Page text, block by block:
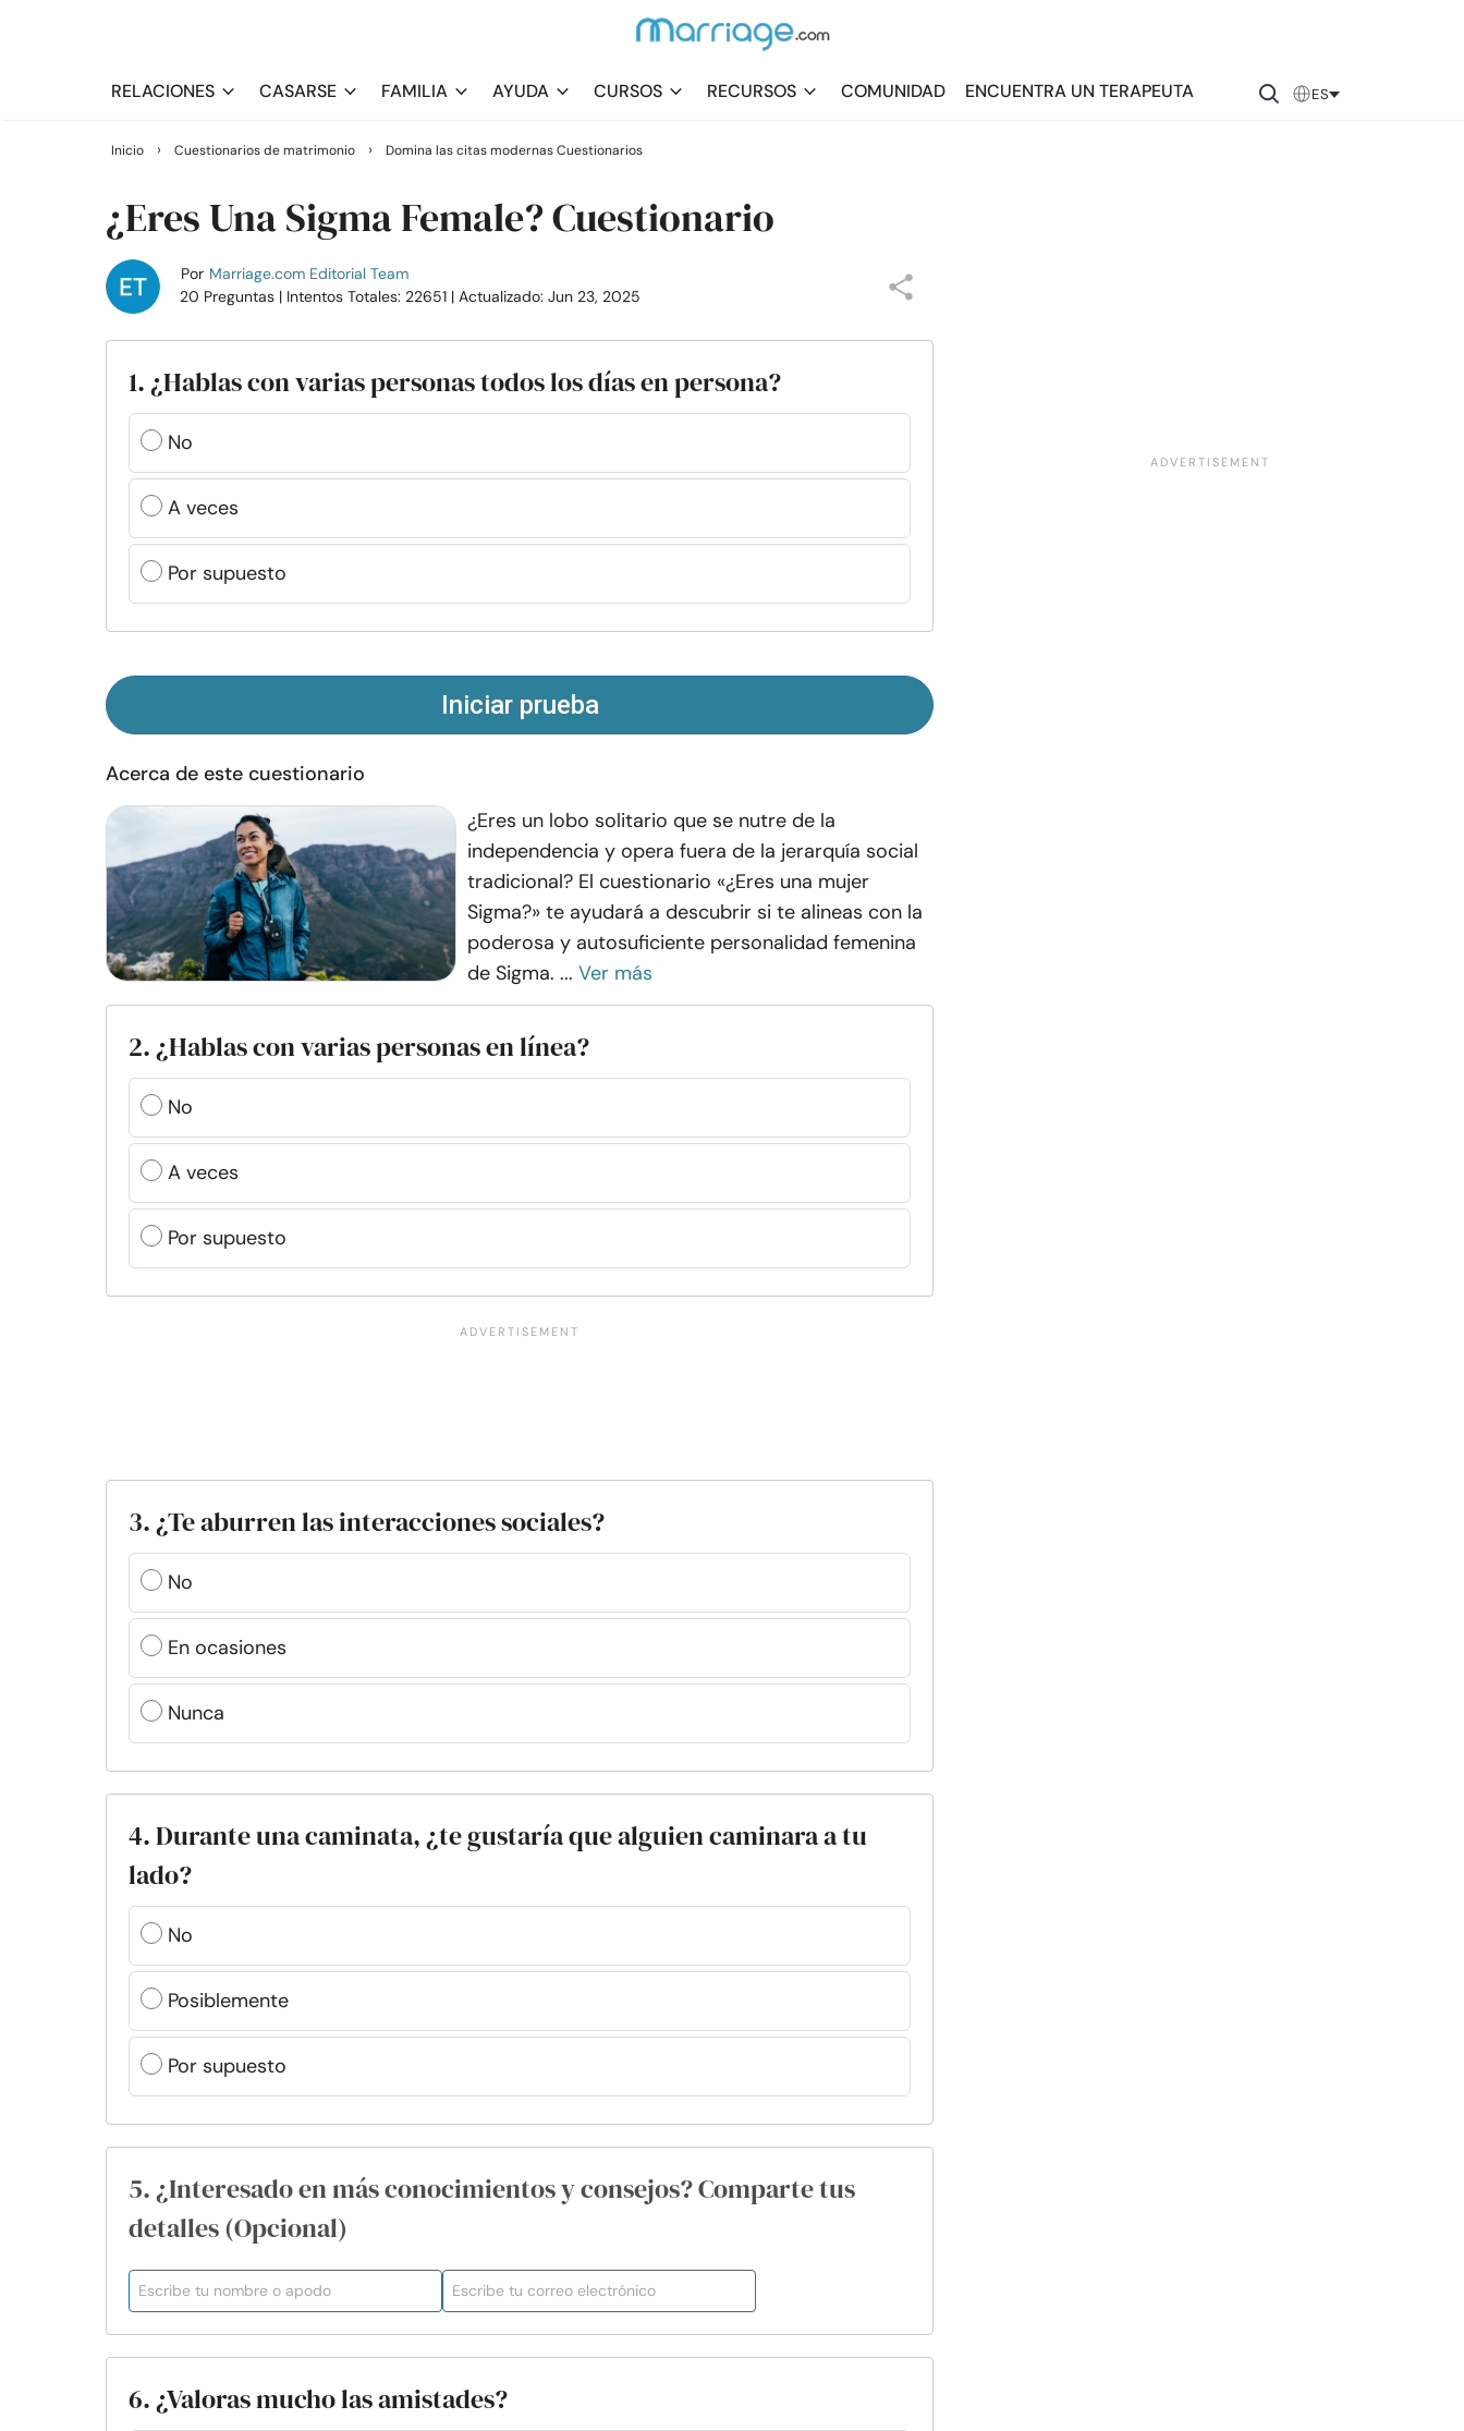
RELACIONES CASARSE FAMILIA AYUDA CURSOS RECURSOS COMUNIDAD ENCUENTRA UN TERAPEUTA ES
Inicio › Cuestionarios de matrimonio › Domina las citas modernas Cuestionarios
¿Eres Una Sigma Female? Cuestionario
Por Marriage.com Editorial Team
20 Preguntas | Intentos Totales: 22651 | Actualizado: Jun 23, 2025
1. ¿Hablas con varias personas todos los días en persona?
No
A veces
Por supuesto
Iniciar prueba
Acerca de este cuestionario
¿Eres un lobo solitario que se nutre de la
independencia y opera fuera de la jerarquía social
tradicional? El cuestionario «¿Eres una mujer
Sigma?» te ayudará a descubrir si te alineas con la
poderosa y autosuficiente personalidad femenina
de Sigma. ... Ver más
2. ¿Hablas con varias personas en línea?
No
A veces
Por supuesto
3. ¿Te aburren las interacciones sociales?
No
En ocasiones
Nunca
4. Durante una caminata, ¿te gustaría que alguien caminara a tu
lado?
No
Posiblemente
Por supuesto
5. ¿Interesado en más conocimientos y consejos? Comparte tus
detalles (Opcional)
6. ¿Valoras mucho las amistades?